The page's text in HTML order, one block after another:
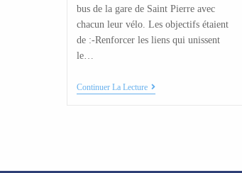
bus de la gare de Saint Pierre avec
chacun leur vélo. Les objectifs étaient
de :-Renforcer les liens qui unissent
le…
Continuer La Lecture